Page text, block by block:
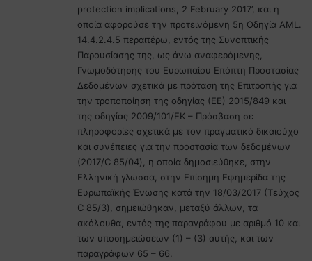
protection implications, 2 February 2017’, και η
οποία αφορούσε την προτεινόμενη 5η Οδηγία AML.
14.4.2.4.5 περαιτέρω, εντός της Συνοπτικής
Παρουσίασης της, ως άνω αναφερόμενης,
Γνωμοδότησης του Ευρωπαίου Επόπτη Προστασίας
Δεδομένων σχετικά με πρόταση της Επιτροπής για
την τροποποίηση της οδηγίας (ΕΕ) 2015/849 και
της οδηγίας 2009/101/ΕΚ – Πρόσβαση σε
πληροφορίες σχετικά με τον πραγματικό δικαιούχο
και συνέπειες για την προστασία των δεδομένων
(2017/C 85/04), η οποία δημοσιεύθηκε, στην
Ελληνική γλώσσα, στην Επίσημη Εφημερίδα της
Ευρωπαϊκής Ένωσης κατά την 18/03/2017 (Τεύχος
C 85/3), σημειώθηκαν, μεταξύ άλλων, τα
ακόλουθα, εντός της παραγράφου με αριθμό 10 και
των υποσημειώσεων (1) – (3) αυτής, και των
παραγράφων 65 – 66.